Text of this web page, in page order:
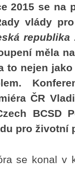
2015 se na
vlády
měla
to nejen
ČR
BCSD
pro životní
se konal v